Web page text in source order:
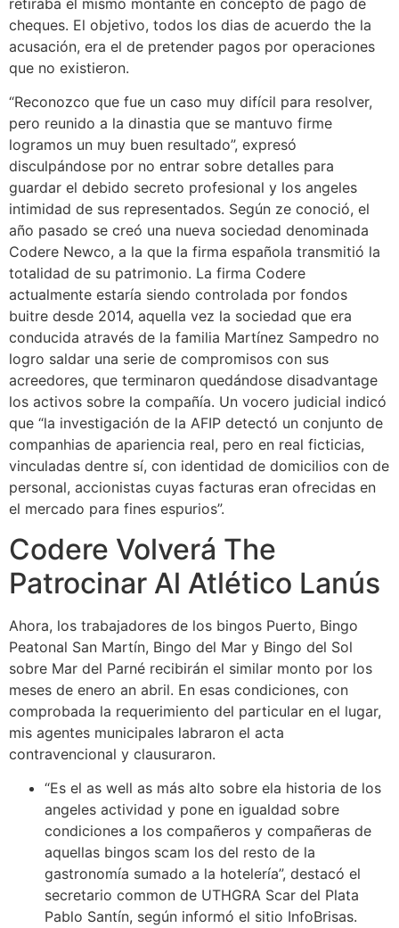
cheques. El objetivo, todos los dias de acuerdo the la
acusación, era el de pretender pagos por operaciones
que no existieron.
“Reconozco que fue un caso muy difícil para resolver,
pero reunido a la dinastia que se mantuvo firme
logramos un muy buen resultado”, expresó
disculpándose por no entrar sobre detalles para
guardar el debido secreto profesional y los angeles
intimidad de sus representados. Según ze conoció, el
año pasado se creó una nueva sociedad denominada
Codere Newco, a la que la firma española transmitió la
totalidad de su patrimonio. La firma Codere
actualmente estaría siendo controlada por fondos
buitre desde 2014, aquella vez la sociedad que era
conducida através de la familia Martínez Sampedro no
logro saldar una serie de compromisos con sus
acreedores, que terminaron quedándose disadvantage
los activos sobre la compañía. Un vocero judicial indicó
que “la investigación de la AFIP detectó un conjunto de
companhias de apariencia real, pero en real ficticias,
vinculadas dentre sí, con identidad de domicilios con de
personal, accionistas cuyas facturas eran ofrecidas en
el mercado para fines espurios”.
Codere Volverá The
Patrocinar Al Atlético Lanús
Ahora, los trabajadores de los bingos Puerto, Bingo
Peatonal San Martín, Bingo del Mar y Bingo del Sol
sobre Mar del Parné recibirán el similar monto por los
meses de enero an abril. En esas condiciones, con
comprobada la requerimiento del particular en el lugar,
mis agentes municipales labraron el acta
contravencional y clausuraron.
“Es el as well as más alto sobre ela historia de los
angeles actividad y pone en igualdad sobre
condiciones a los compañeros y compañeras de
aquellas bingos scam los del resto de la
gastronomía sumado a la hotelería”, destacó el
secretario common de UTHGRA Scar del Plata
Pablo Santín, según informó el sitio InfoBrisas.